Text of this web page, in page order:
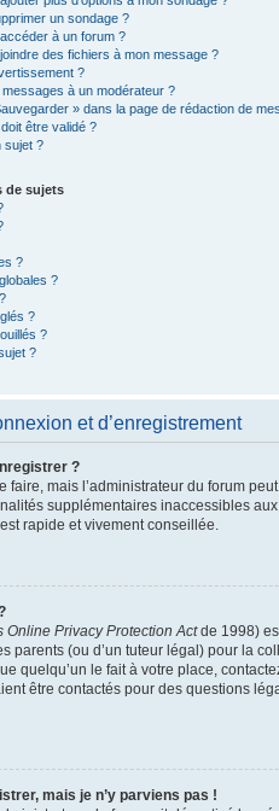
un sondage ?
à un forum ?
des fichiers à mon message ?
?
à un modérateur ?
» dans la page de rédaction de
être validé ?
sujet ?
de sujets
?
?
?
?
?
et d’enregistrement
?
faire, mais l’administrateur du forum
supplémentaires inaccessibles
rapide et vivement conseillée.
Online Privacy Protection Actde 1998)
parents (ou d’un tuteur légal) pour la
quelqu’un le fait à votre place,
être contactés pour des questions
mais je n’y parviens pas !